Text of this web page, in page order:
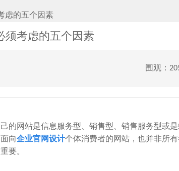
虑的五个因素
须考虑的五个因素
围观：
网站是信息服务型、销售型、销售服务型或是
向企业官网设计个体消费者的网站，也并非所
要。